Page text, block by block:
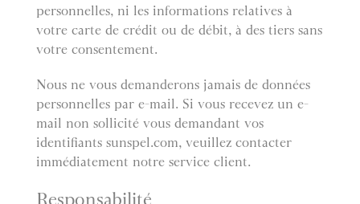
personnelles, ni les informations relatives à
votre carte de crédit ou de débit, à des tiers sans
votre consentement.
Nous ne vous demanderons jamais de données
personnelles par e-mail. Si vous recevez un e-
mail non sollicité vous demandant vos
identifiants sunspel.com, veuillez contacter
immédiatement notre service client.
Responsabilité